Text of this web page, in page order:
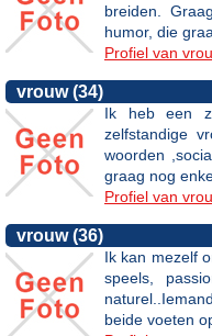
breiden.
humor, die
Profiel van
vrouw (34)
Ik heb een
zelfstandige
woorden
graag nog
Profiel van
vrouw (36)
Ik kan mezelf
speels,
beide voeten